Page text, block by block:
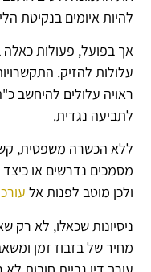
להיות איומים בנקיטת
אך בפועל, פעולות כאלה
עלולות להזיק.
ראויה עלולים להיחשב
לתביעה נגדית.
ללא הכשרה משפטית,
מסמכים נדרשים או
ולכן מוטב לפנות אל
ניסיונות שכאלו, לא רק
מחיר של בזבוז זמן